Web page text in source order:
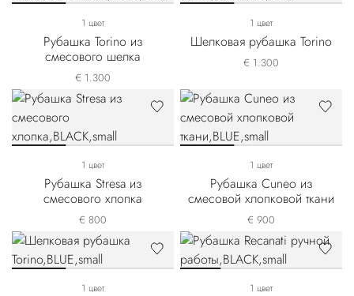
1 цвет
Рубашка Torino из
смесового шелка
€ 1.300
1 цвет
Шелковая рубашка Torino
€ 1.300
1 цвет
Рубашка Stresa из
смесового хлопка
€ 800
1 цвет
Рубашка Cuneo из
смесовой хлопковой ткани
€ 900
1 цвет 1 цвет